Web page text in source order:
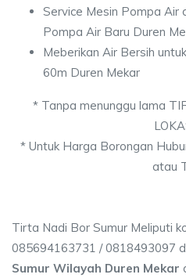
Service Mesin Pompa Air
Pompa Air Baru Duren
Meberikan Air Bersih
60m Duren Mekar
* Tanpa menunggu lama
* Untuk Harga Borongan
atau
Tirta Nadi Bor Sumur Meliputi
085694163731 / 0818493097
Sumur Wilayah Duren Mekar